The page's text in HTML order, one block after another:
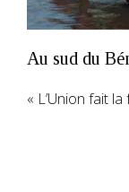
Au sud du
« L’Union fait